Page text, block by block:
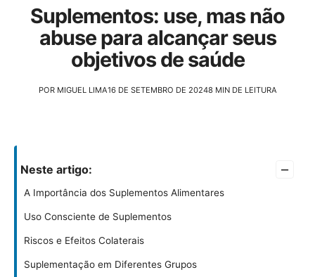
principalSuplementos: use, mas não
abuse para alcançar seus
objetivos de saúde
POR MIGUEL LIMA16 DE SETEMBRO DE 20248 MIN DE LEITURA
Neste artigo: –
A Importância dos Suplementos Alimentares
Uso Consciente de Suplementos
Riscos e Efeitos Colaterais
Suplementação em Diferentes Grupos